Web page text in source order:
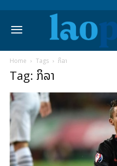
Home Tags ກິລາ
Tag: ກິລາ